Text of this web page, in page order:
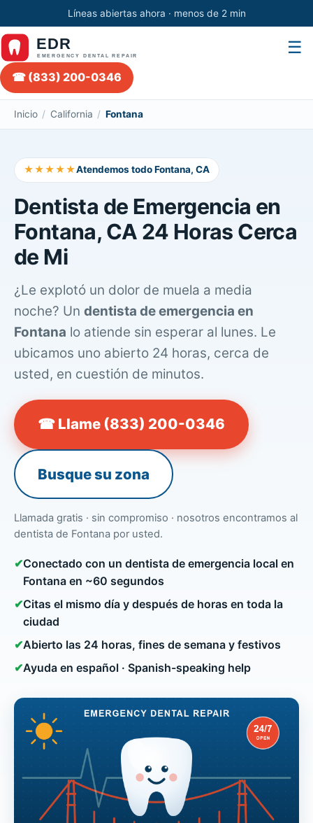
Líneas abiertas ahora · menos de 2 min
☰
☎ (833) 200-0346
Inicio / California / Fontana
★★★★★Atendemos todo Fontana, CA
Dentista de Emergencia en
Fontana, CA 24 Horas Cerca
de Mi
¿Le explotó un dolor de muela a media
noche? Un dentista de emergencia en
Fontana lo atiende sin esperar al lunes. Le
ubicamos uno abierto 24 horas, cerca de
usted, en cuestión de minutos.
☎ Llame (833) 200-0346
Busque su zona
Llamada gratis · sin compromiso · nosotros encontramos al
dentista de Fontana por usted.
✔Conectado con un dentista de emergencia local en
Fontana en ~60 segundos
✔Citas el mismo día y después de horas en toda la
ciudad
✔Abierto las 24 horas, fines de semana y festivos
✔Ayuda en español · Spanish-speaking help